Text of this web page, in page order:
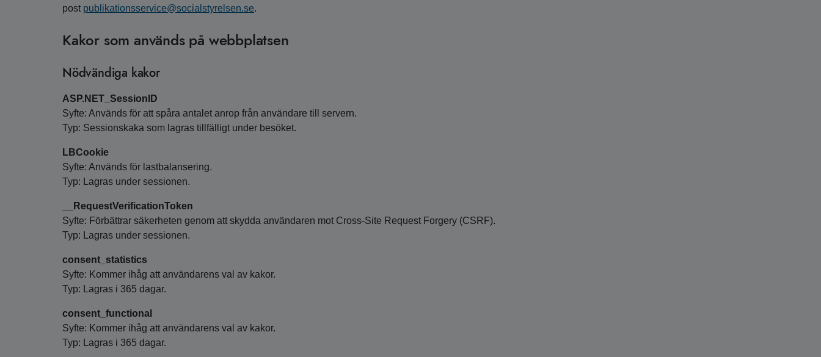
post publikationsservice@socialstyrelsen.se.
Kakor som används på webbplatsen
Nödvändiga kakor
ASP.NET_SessionID
Syfte: Används för att spåra antalet anrop från användare till servern.
Typ: Sessionskaka som lagras tillfälligt under besöket.
LBCookie
Syfte: Används för lastbalansering.
Typ: Lagras under sessionen.
__RequestVerificationToken
Syfte: Förbättrar säkerheten genom att skydda användaren mot Cross-Site Request Forgery (CSRF).
Typ: Lagras under sessionen.
consent_statistics
Syfte: Kommer ihåg att användarens val av kakor.
Typ: Lagras i 365 dagar.
consent_functional
Syfte: Kommer ihåg att användarens val av kakor.
Typ: Lagras i 365 dagar.